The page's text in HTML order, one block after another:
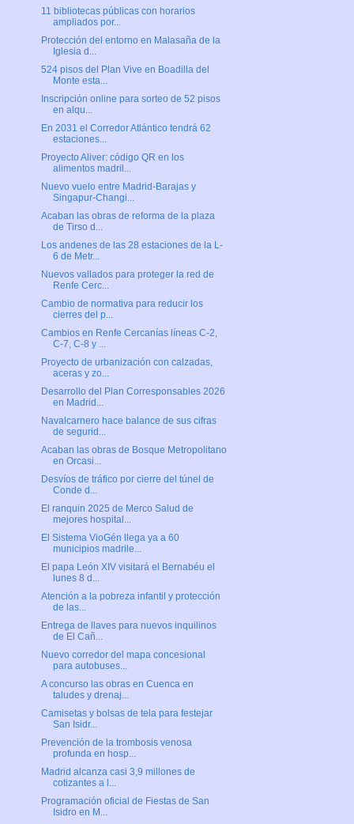
11 bibliotecas públicas con horarios
ampliados por...
Protección del entorno en Malasaña de la
Iglesia d...
524 pisos del Plan Vive en Boadilla del
Monte esta...
Inscripción online para sorteo de 52 pisos
en alqu...
En 2031 el Corredor Atlántico tendrá 62
estaciones...
Proyecto Aliver: código QR en los
alimentos madril...
Nuevo vuelo entre Madrid-Barajas y
Singapur-Changi...
Acaban las obras de reforma de la plaza
de Tirso d...
Los andenes de las 28 estaciones de la L-
6 de Metr...
Nuevos vallados para proteger la red de
Renfe Cerc...
Cambio de normativa para reducir los
cierres del p...
Cambios en Renfe Cercanías líneas C-2,
C-7, C-8 y ...
Proyecto de urbanización con calzadas,
aceras y zo...
Desarrollo del Plan Corresponsables 2026
en Madrid...
Navalcarnero hace balance de sus cifras
de segurid...
Acaban las obras de Bosque Metropolitano
en Orcasi...
Desvíos de tráfico por cierre del túnel de
Conde d...
El ranquin 2025 de Merco Salud de
mejores hospital...
El Sistema VioGén llega ya a 60
municipios madrile...
El papa León XIV visitará el Bernabéu el
lunes 8 d...
Atención a la pobreza infantil y protección
de las...
Entrega de llaves para nuevos inquilinos
de El Cañ...
Nuevo corredor del mapa concesional
para autobuses...
A concurso las obras en Cuenca en
taludes y drenaj...
Camisetas y bolsas de tela para festejar
San Isidr...
Prevención de la trombosis venosa
profunda en hosp...
Madrid alcanza casi 3,9 millones de
cotizantes a l...
Programación oficial de Fiestas de San
Isidro en M...